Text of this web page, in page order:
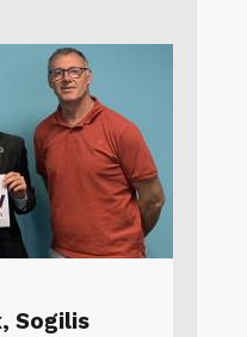
Sogilis